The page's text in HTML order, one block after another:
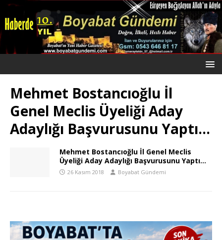
Mehmet Bostancıoğlu İl
Genel Meclis Üyeliği Aday
Adaylığı Başvurusunu Yaptı…
Mehmet Bostancıoğlu İl Genel Meclis
Üyeliği Aday Adaylığı Başvurusunu Yaptı…
26 Kasım 2018 Boyabat Gündemi